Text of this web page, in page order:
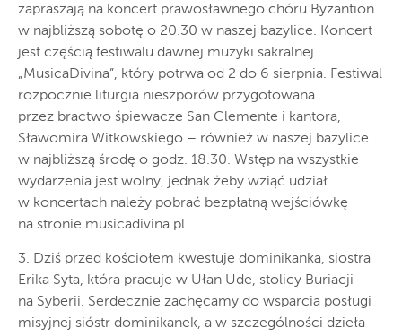
zapraszają na koncert prawosławnego chóru Byzantion
w najbliższą sobotę o 20.30 w naszej bazylice. Koncert
jest częścią festiwalu dawnej muzyki sakralnej
„MusicaDivina”, który potrwa od 2 do 6 sierpnia. Festiwal
rozpocznie liturgia nieszporów przygotowana
przez bractwo śpiewacze San Clemente i kantora,
Sławomira Witkowskiego – również w naszej bazylice
w najbliższą środę o godz. 18.30. Wstęp na wszystkie
wydarzenia jest wolny, jednak żeby wziąć udział
w koncertach należy pobrać bezpłatną wejściówkę
na stronie musicadivina.pl.
3. Dziś przed kościołem kwestuje dominikanka, siostra
Erika Syta, która pracuje w Ułan Ude, stolicy Buriacji
na Syberii. Serdecznie zachęcamy do wsparcia posługi
misyjnej sióstr dominikanek, a w szczególności dzieła